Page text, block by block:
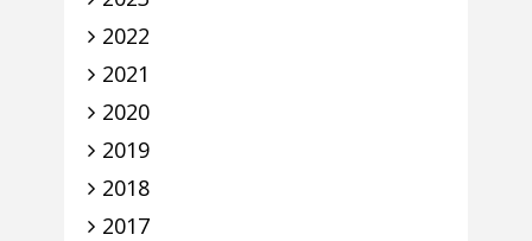
2022
2021
2020
2019
2018
2017